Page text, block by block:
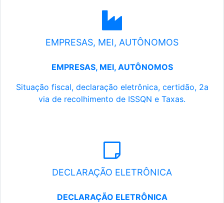
EMPRESAS, MEI, AUTÔNOMOS
EMPRESAS, MEI, AUTÔNOMOS
Situação fiscal, declaração eletrônica, certidão, 2a
via de recolhimento de ISSQN e Taxas.
DECLARAÇÃO ELETRÔNICA
DECLARAÇÃO ELETRÔNICA